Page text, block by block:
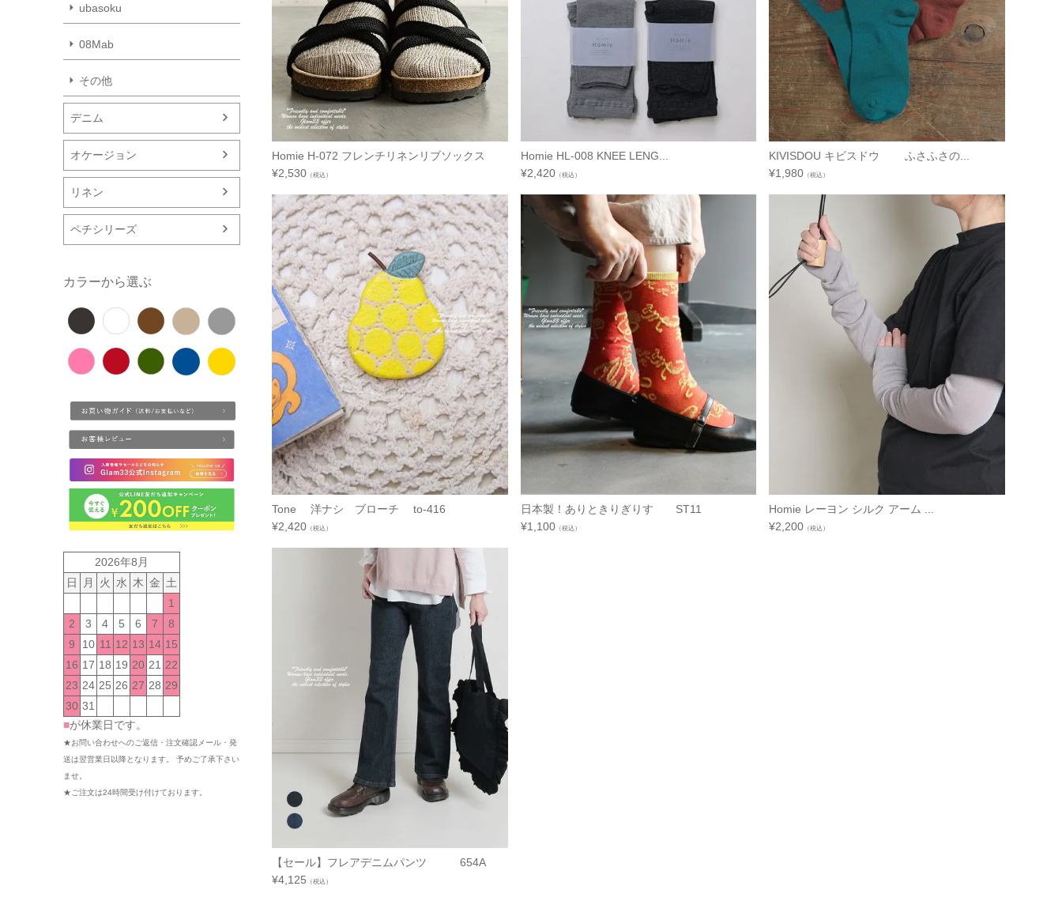
ubasoku
08Mab
その他
デニム
オケージョン
リネン
ペチシリーズ
カラーから選ぶ
2026年8月
日
月 火 水 木 金 土
1
2
3 4 5 6 7
8
9
10 11 12 13 14 15
16 17 18 19 20 21 22
23 24 25 26 27 28 29
30 31
■が休業日です。
★お問い合わせへのご返信・注文確認メール・発
送は翌営業日以降となります。 予めご了承下さい
ませ。
★ご注文は24時間受け付けております。
Homie H-072 フレンチリネンリブソックス
¥2,530 （税込）
Homie HL-008 KNEE LENG...
¥2,420（税込）
KIVISDOU キビスドウ ふさふさの...
¥1,980 （税込）
Tone 洋ナシ ブローチ to-416
¥2,420 （税込）
日本製！ありときりぎりす ST11
¥1,100（税込）
Homie レーヨン シルク アーム ...
¥2,200 （税込）
【セール】フレアデニムパンツ 654A
¥4,125 （税込）